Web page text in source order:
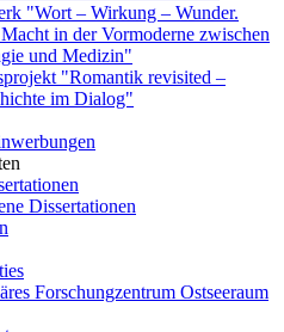
"Wort – Wirkung – Wunder.
in der Vormoderne zwischen
und Medizin"
"Romantik revisited –
im Dialog"
Dissertationen
Forschungzentrum Ostseeraum